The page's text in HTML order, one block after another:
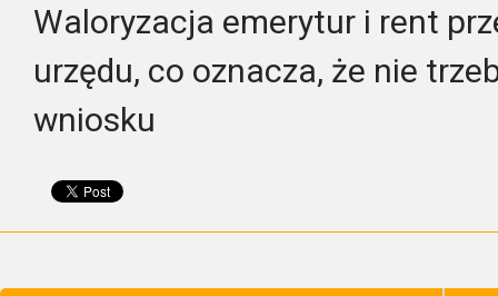
Waloryzacja emerytur i rent
urzędu, co oznacza, że nie
wniosku